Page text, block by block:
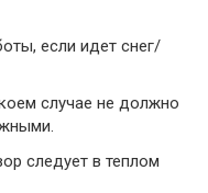
если идет снег/
случае не должно
следует в теплом